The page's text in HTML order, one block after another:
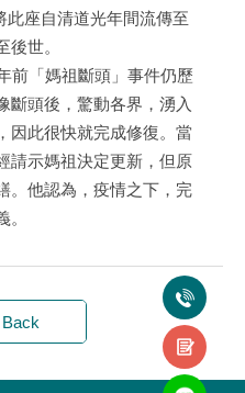
此座自清道光年間流傳至
世。
前「媽祖斷頭」事件仍歷
斷頭後，驚動各界，湧入
因此很快就完成修復。當
請示媽祖決定更新，但原
。他認為，疫情之下，完
Back